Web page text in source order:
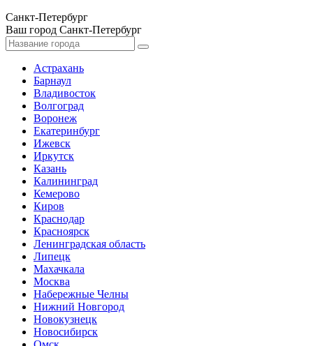
Санкт-Петербург
Ваш город Санкт-Петербург
Астрахань
Барнаул
Владивосток
Волгоград
Воронеж
Екатеринбург
Ижевск
Иркутск
Казань
Калининград
Кемерово
Киров
Краснодар
Красноярск
Ленинградская область
Липецк
Махачкала
Москва
Набережные Челны
Нижний Новгород
Новокузнецк
Новосибирск